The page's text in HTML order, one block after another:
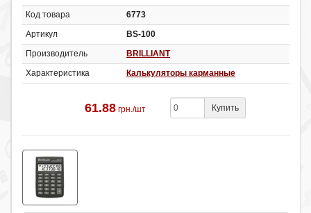
Код товара
6773
Артикул
BS-100
Производитель
BRILLIANT
Характеристика
Калькуляторы карманные
61.88 грн./шт Купить